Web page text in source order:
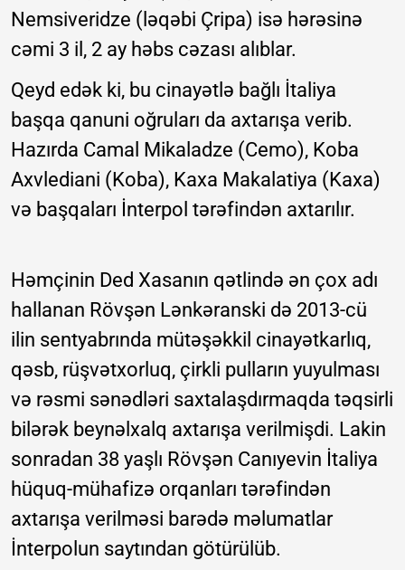
Nemsiveridze (ləqəbi Çripa) isə hərəsinə
cəmi 3 il, 2 ay həbs cəzası alıblar.
Qeyd edək ki, bu cinayətlə bağlı İtaliya
başqa qanuni oğruları da axtarışa verib.
Hazırda Camal Mikaladze (Cemo), Koba
Axvlediani (Koba), Kaxa Makalatiya (Kaxa)
və başqaları İnterpol tərəfindən axtarılır.
Həmçinin Ded Xasanın qətlində ən çox adı
hallanan Rövşən Lənkəranski də 2013-cü
ilin sentyabrında mütəşəkkil cinayətkarlıq,
qəsb, rüşvətxorluq, çirkli pulların yuyulması
və rəsmi sənədləri saxtalaşdırmaqda təqsirli
bilərək beynəlxalq axtarışa verilmişdi. Lakin
sonradan 38 yaşlı Rövşən Canıyevin İtaliya
hüquq-mühafizə orqanları tərəfindən
axtarışa verilməsi barədə məlumatlar
İnterpolun saytından götürülüb.